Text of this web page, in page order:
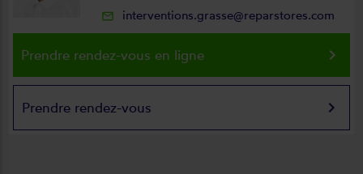
mail_outline interventions.grasse@reparstores.com
Prendre rendez-vous en ligne keyboard_arrow_right
Prendre rendez-vous keyboard_arrow_right